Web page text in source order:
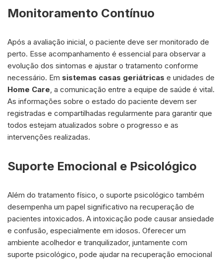
Monitoramento Contínuo
Após a avaliação inicial, o paciente deve ser monitorado de
perto. Esse acompanhamento é essencial para observar a
evolução dos sintomas e ajustar o tratamento conforme
necessário. Em sistemas casas geriátricas e unidades de
Home Care , a comunicação entre a equipe de saúde é vital.
As informações sobre o estado do paciente devem ser
registradas e compartilhadas regularmente para garantir que
todos estejam atualizados sobre o progresso e as
intervenções realizadas.
Suporte Emocional e Psicológico
Além do tratamento físico, o suporte psicológico também
desempenha um papel significativo na recuperação de
pacientes intoxicados. A intoxicação pode causar ansiedade
e confusão, especialmente em idosos. Oferecer um
ambiente acolhedor e tranquilizador, juntamente com
suporte psicológico, pode ajudar na recuperação emocional